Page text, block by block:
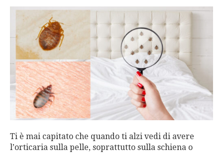
Ti è mai capitato che quando ti alzi vedi di avere
l’orticaria sulla pelle, soprattutto sulla schiena o